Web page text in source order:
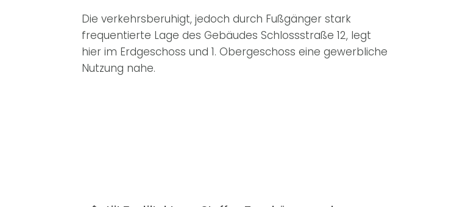
Die verkehrsberuhigt, jedoch durch Fußgänger stark
frequentierte Lage des Gebäudes Schlossstraße 12, legt
hier im Erdgeschoss und 1. Obergeschoss eine gewerbliche
Nutzung nahe.